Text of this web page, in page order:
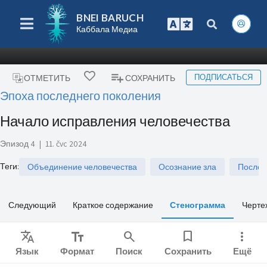
BNEI BARUCH
Каббала Медиа
ОТМЕТИТЬ СОХРАНИТЬ ПОДПИСАТЬСЯ
Эпоха последнего поколения
Начало исправления человечества
Эпизод 4 | 11. čvc 2024
Теги: Объединение человечества Осознание зла
Следующий Краткое содержание Стенограмма
Translate
Язык
text_fields
Формат
search
Поиск
bookmark
Сохранить
more_vert
Ещё